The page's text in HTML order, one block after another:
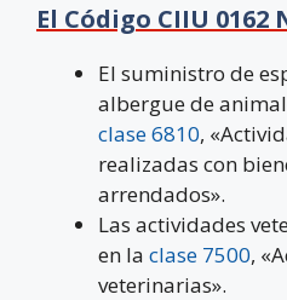
El Código CIIU 0162
El suministro de
albergue de
clase 6810,
realizadas con
arrendados».
Las actividades
en la clase 7500,
veterinarias».